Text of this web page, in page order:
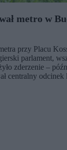
metro w
przy Placu
parlament,
zderzenie –
centralny